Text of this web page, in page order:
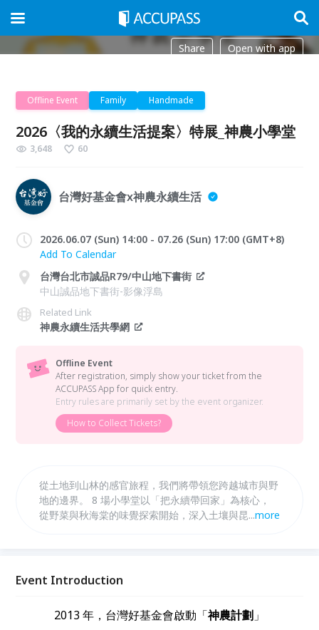
Share Open with app
Offline Event Family Handmade
2026〈我的永續生活提案〉特展_神農小學堂
3,648 60
台灣好基金會x神農永續生活
2026.06.07 (Sun) 14:00 - 07.26 (Sun) 17:00 (GMT+8)
Add To Calendar
台灣台北市誠品R79/中山地下書街
中山誠品地下書街-影像浮島
Related Link
神農永續生活共學網
Offline Event
After registration, simply show your ticket from the
ACCUPASS App for quick entry.
Entry rules are primarily set by the event organizer.
How to Collect Tickets?
從土地到山林的感官旅程，我們將帶領您跨越城市與野
地的邊界。 8 場小學堂以「把永續帶回家」為核心，
從野菜與秋海棠的味覺探索開始，深入土壤與昆蟲的微
...more
Event Introduction
2013 年，台灣好基金會啟動「神農計劃 」